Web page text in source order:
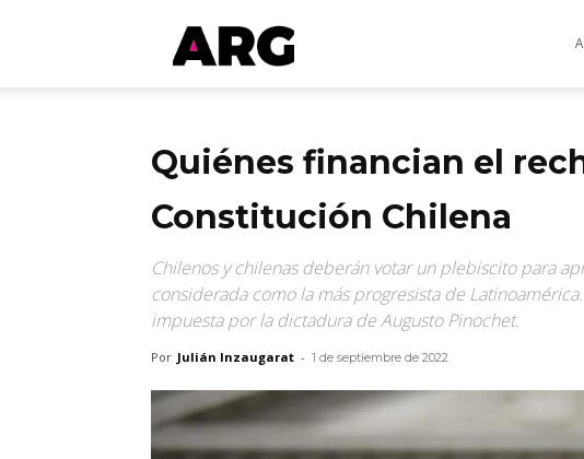
ARGmedios
Quiénes financian el
Constitución Chilena
Chilenos y chilenas deberán votar un plebiscito para
considerada como la más progresista de
impuesta por la dictadura de Augusto Pinochet.
Por Julián Inzaugarat - 1 de septiembre de 2022